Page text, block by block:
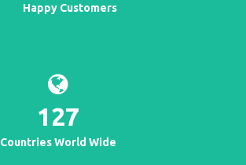
Happy Customers
127
Countries World Wide